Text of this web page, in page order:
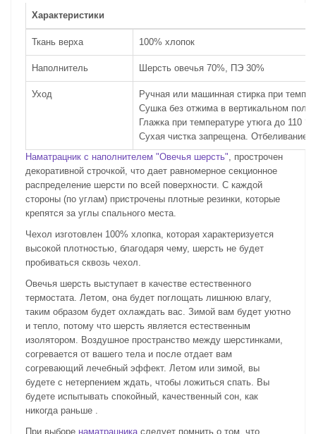
Характеристики
Ткань верха 100% хлопок
Наполнитель Шерсть овечья 70%, ПЭ 30%
Уход
Ручная или машинная стирка при
Сушка без отжима в вертикальном
Глажка при температуре утюга до 110
Сухая чистка запрещена. Отбеливание
Наматрацник с наполнителем "Овечья шерсть", прострочен
декоративной строчкой, что дает равномерное секционное
распределение шерсти по всей поверхности. С каждой
стороны (по углам) пристрочены плотные резинки, которые
крепятся за углы спального места.
Чехол изготовлен 100% хлопка, которая характеризуется
высокой плотностью, благодаря чему, шерсть не будет
пробиваться сквозь чехол.
Овечья шерсть выступает в качестве естественного
термостата. Летом, она будет поглощать лишнюю влагу,
таким образом будет охлаждать вас. Зимой вам будет уютно
и тепло, потому что шерсть является естественным
изолятором. Воздушное пространство между шерстинками,
согревается от вашего тела и после отдает вам
согревающий лечебный эффект. Летом или зимой, вы
будете с нетерпением ждать, чтобы ложиться спать. Вы
будете испытывать спокойный, качественный сон, как
никогда раньше .
При выборе наматрацникаследует помнить о том, что